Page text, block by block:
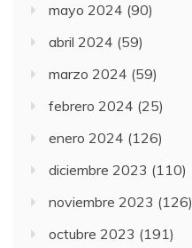
mayo 2024 (90)
abril 2024 (59)
marzo 2024 (59)
febrero 2024 (25)
enero 2024 (126)
diciembre 2023 (110)
noviembre 2023 (126)
octubre 2023 (191)